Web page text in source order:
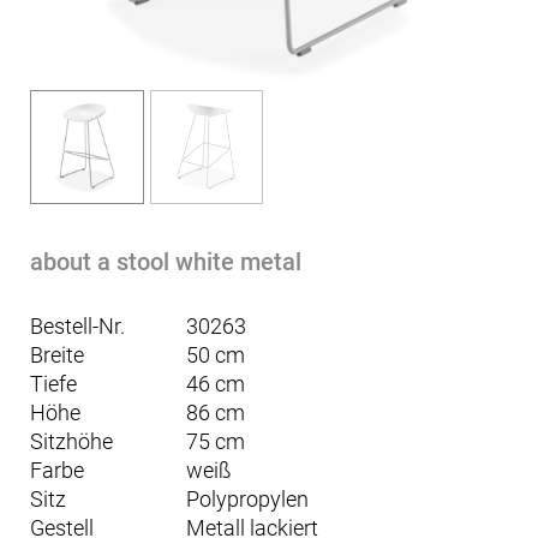
about a stool white metal
Bestell-Nr.
30263
Breite
50 cm
Tiefe
46 cm
Höhe
86 cm
Sitzhöhe
75 cm
Farbe
weiß
Sitz
Polypropylen
Gestell
Metall lackiert